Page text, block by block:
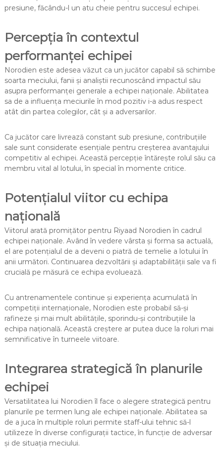
presiune, făcându-l un atu cheie pentru succesul echipei.
Percepția în contextul
performanței echipei
Norodien este adesea văzut ca un jucător capabil să schimbe
soarta meciului, fanii și analiștii recunoscând impactul său
asupra performanței generale a echipei naționale. Abilitatea
sa de a influența meciurile în mod pozitiv i-a adus respect
atât din partea colegilor, cât și a adversarilor.
Ca jucător care livrează constant sub presiune, contribuțiile
sale sunt considerate esențiale pentru creșterea avantajului
competitiv al echipei. Această percepție întărește rolul său ca
membru vital al lotului, în special în momente critice.
Potențialul viitor cu echipa
națională
Viitorul arată promițător pentru Riyaad Norodien în cadrul
echipei naționale. Având în vedere vârsta și forma sa actuală,
el are potențialul de a deveni o piatră de temelie a lotului în
anii următori. Continuarea dezvoltării și adaptabilității sale va fi
crucială pe măsură ce echipa evoluează.
Cu antrenamentele continue și experiența acumulată în
competiții internaționale, Norodien este probabil să-și
rafineze și mai mult abilitățile, sporindu-și contribuțiile la
echipa națională. Această creștere ar putea duce la roluri mai
semnificative în turneele viitoare.
Integrarea strategică în planurile
echipei
Versatilitatea lui Norodien îl face o alegere strategică pentru
planurile pe termen lung ale echipei naționale. Abilitatea sa
de a juca în multiple roluri permite staff-ului tehnic să-l
utilizeze în diverse configurații tactice, în funcție de adversar
și de situația meciului.